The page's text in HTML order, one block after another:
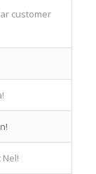
customer